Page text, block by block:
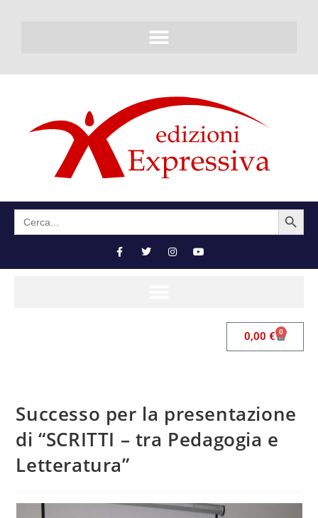
Search
for:
SEARCH BUTTON
0,00 € 0
Successo per la presentazione
di “SCRITTI – tra Pedagogia e
Letteratura”